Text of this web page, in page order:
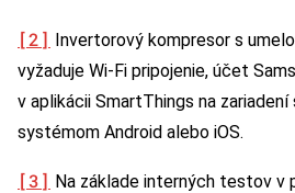
[2] Invertorový kompresor s
vyžaduje Wi-Fi pripojenie, účet
v aplikácii SmartThings na
systémom Android alebo iOS.
[3] Na základe interných testov v